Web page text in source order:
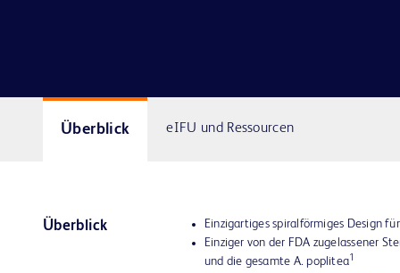
Überblick eIFU und Ressourcen
Überblick
Einzigartiges spiralförmiges Design
Einziger von der FDA zugelassener
und die gesamte A. poplitea1